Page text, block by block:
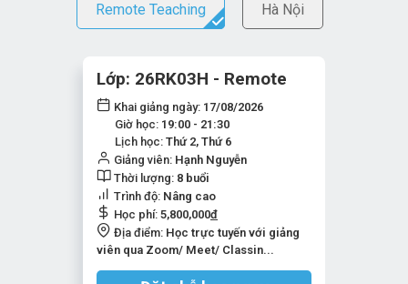
Remote Teaching Hà Nội
Lớp: 26RK03H - Remote
Khai giảng ngày: 17/08/2026
Giờ học: 19:00 - 21:30
Lịch học: Thứ 2, Thứ 6
Giảng viên: Hạnh Nguyễn
Thời lượng: 8 buổi
Trình độ: Nâng cao
Học phí: 5,800,000đ
Địa điểm: Học trực tuyến với giảng
viên qua Zoom/ Meet/ Classin...